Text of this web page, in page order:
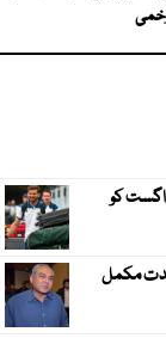
کیریبین پریمیئر لیگ ، قومی کرکٹرز کو این او سی 19 اگست کو
مدت مکمل